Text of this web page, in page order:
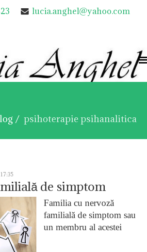
lucia.anghel@yahoo.com
psihoterapie psihanalitica
de simptom
Familia cu nervoză
familială de simptom sau
un membru al acestei